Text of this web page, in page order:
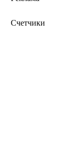
Счетчики